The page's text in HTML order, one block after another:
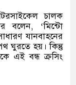
চালক
বলেন, ‘মিন্টো
যানবাহনের
ঘুরতে হয়। কিন্তু
এই বন্ধ ক্রসিং